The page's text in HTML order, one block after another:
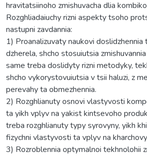
hravitatsiinoho zmishuvacha dlia
Rozghliadaiuchy rizni aspekty tsoho
nastupni zavdannia:
1) Proanalizuvaty naukovi doslidzhennia
dzherela, shcho stosuiutsia
same treba doslidyty rizni metodyky,
shcho vykorystovuiutsia v tsii haluzi, z
perevahy ta obmezhennia.
2) Rozghlianuty osnovi vlastyvosti
ta yikh vplyv na yakist kintsevoho
treba rozghlianuty typy syrovyny, yikh
fizychni vlastyvosti ta vplyv na
3) Rozroblennia optymalnoi tekhnolohii